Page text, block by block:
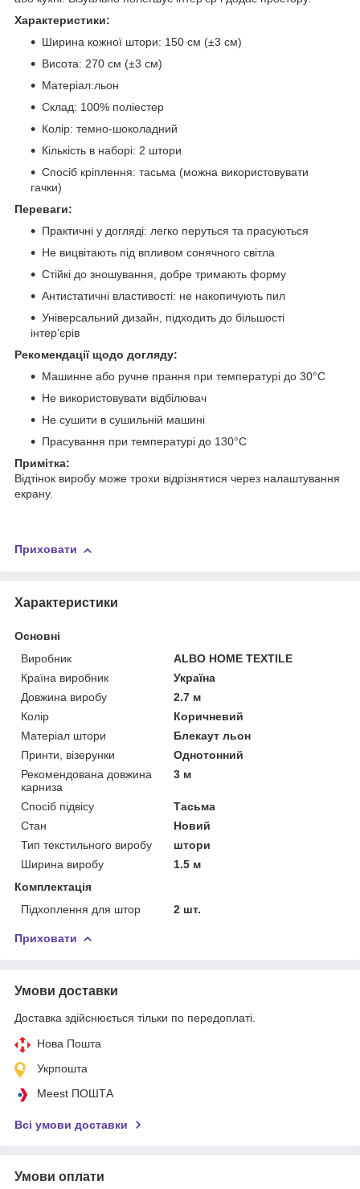
Характеристики:
Ширина кожної штори: 150 см (±3 см)
Висота: 270 см (±3 см)
Матеріал:льон
Склад: 100% поліестер
Колір: темно-шоколадний
Кількість в наборі: 2 штори
Спосіб кріплення: тасьма (можна використовувати
гачки)
Переваги:
Практичні у догляді: легко перуться та прасуються
Не вицвітають під впливом сонячного світла
Стійкі до зношування, добре тримають форму
Антистатичні властивості: не накопичують пил
Універсальний дизайн, підходить до більшості
інтер’єрів
Рекомендації щодо догляду:
Машинне або ручне прання при температурі до 30°C
Не використовувати відбілювач
Не сушити в сушильній машині
Прасування при температурі до 130°C
Примітка:
Відтінок виробу може трохи відрізнятися через налаштування
екрану.
Приховати
Характеристики
Основні
Виробник
ALBO HOME TEXTILE
Країна виробник
Україна
Довжина виробу
2.7 м
Колір
Коричневий
Матеріал штори
Блекаут льон
Принти, візерунки
Однотонний
Рекомендована довжина
карниза
3 м
Спосіб підвісу
Тасьма
Стан
Новий
Тип текстильного виробу
штори
Ширина виробу
1.5 м
Комплектація
Підхоплення для штор
2 шт.
Приховати
Умови доставки
Доставка здійснюється тільки по передоплаті.
Нова Пошта
Укрпошта
Meest ПОШТА
Всі умови доставки
Умови оплати